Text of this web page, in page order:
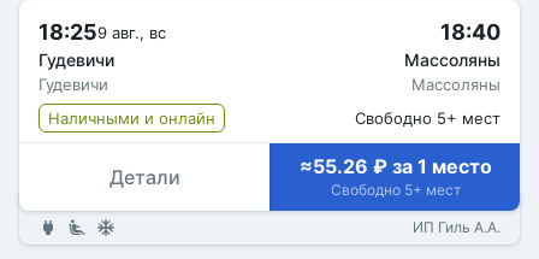
18:259 авг., вс
Гудевичи
Гудевичи
18:40
Массоляны
Массоляны
Наличными и онлайн
Свободно 5+ мест
Детали ≈55.26 ₽ за 1 место
Свободно 5+ мест
ИП Гиль А.А.